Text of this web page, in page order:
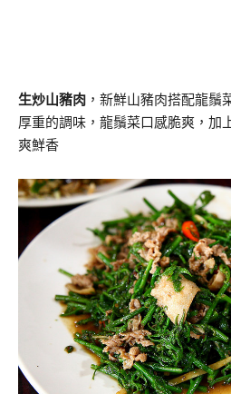
生炒山豬肉 ，新鮮山豬肉搭配龍鬚
厚重的調味，龍鬚菜口感脆爽，加
爽鮮香